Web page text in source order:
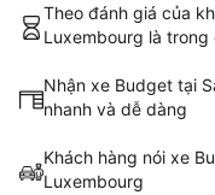
Theo đánh giá của
Luxembourg là
Nhận xe Budget tại
nhanh và dễ dàng
Khách hàng nói xe
Luxembourg